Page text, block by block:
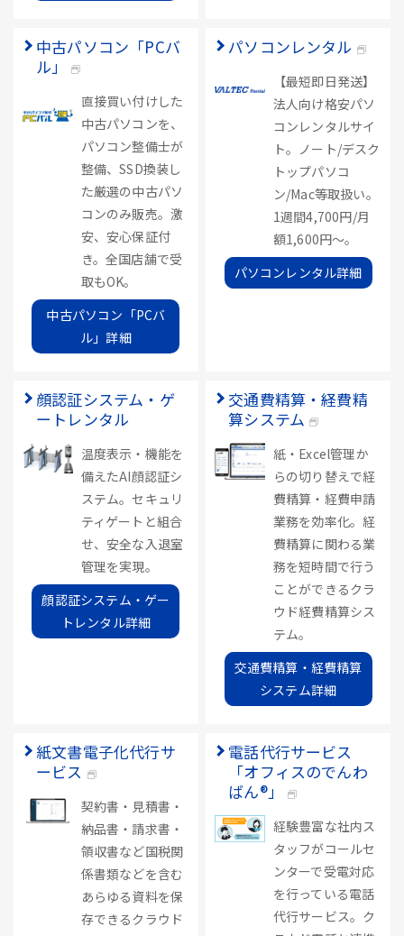
中古パソコン「PCバ
ル」
直接買い付けした
中古パソコンを、
パソコン整備士が
整備、SSD換装し
た厳選の中古パソ
コンのみ販売。激
安、安心保証付
き。全国店舗で受
取もOK。
中古パソコン「PCバ
ル」詳細
パソコンレンタル
【最短即日発送】
法人向け格安パソ
コンレンタルサイ
ト。ノート/デスク
トップパソコ
ン/Mac等取扱い。
1週間4,700円/月
額1,600円～。
パソコンレンタル詳細
顔認証システム・ゲ
ートレンタル
温度表示・機能を
備えたAI顔認証シ
ステム。セキュリ
ティゲートと組合
せ、安全な入退室
管理を実現。
顔認証システム・ゲー
トレンタル詳細
交通費精算・経費精
算システム
紙・Excel管理か
らの切り替えで経
費精算・経費申請
業務を効率化。経
費精算に関わる業
務を短時間で行う
ことができるクラ
ウド経費精算シス
テム。
交通費精算・経費精算
システム詳細
紙文書電子化代行サ
ービス
契約書・見積書・
納品書・請求書・
領収書など国税関
係書類などを含む
あらゆる資料を保
存できるクラウド
電話代行サービス
「オフィスのでんわ
ばん®」
経験豊富な社内ス
タッフがコールセ
ンターで受電対応
を行っている電話
代行サービス。ク